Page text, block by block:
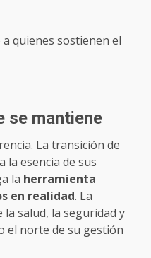
a quienes sostienen el
se mantiene
La transición de
la esencia de sus
la herramienta
en realidad. La
salud, la seguridad y
el norte de su gestión